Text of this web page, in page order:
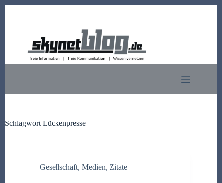
Schlagwort Lückenpresse
Gesellschaft, Medien, Zitate